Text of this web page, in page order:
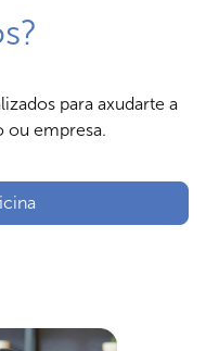
para axudarte a
ou empresa.